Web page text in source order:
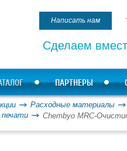
Сделаем
Написать нам
ПАРТНЕРЫ
Расходные материалы
Chembyo MRC-